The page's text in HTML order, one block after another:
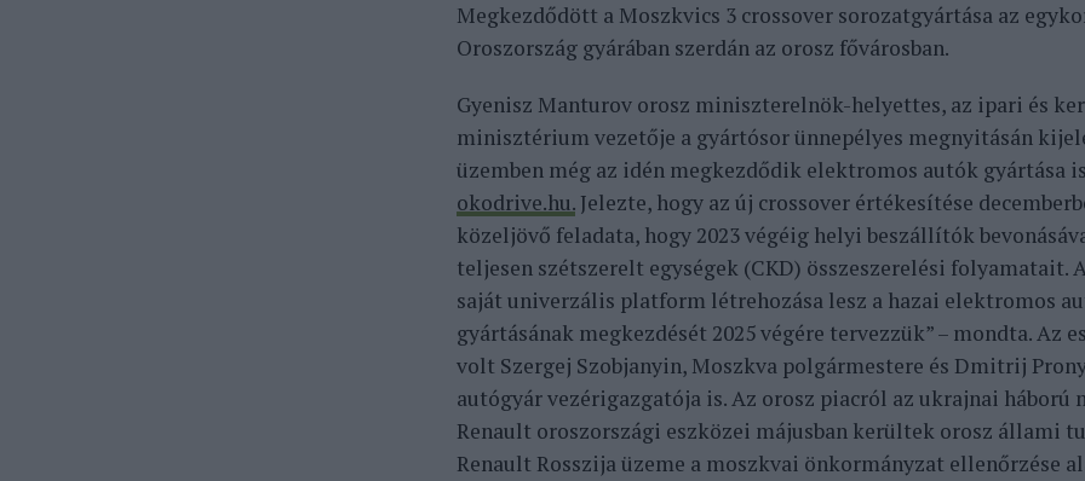
Megkezdődött a Moszkvics 3 crossover sorozatgyártása az
Oroszország gyárában szerdán az orosz fővárosban.
Gyenisz Manturov orosz miniszterelnök-helyettes, az ipari és
minisztérium vezetője a gyártósor ünnepélyes megnyitásán
üzemben még az idén megkezdődik elektromos autók gyártása
okodrive.hu. Jelezte, hogy az új crossover értékesítése
közeljövő feladata, hogy 2023 végéig helyi beszállítók
teljesen szétszerelt egységek (CKD) összeszerelési folyamatait.
saját univerzális platform létrehozása lesz a hazai elektromos
gyártásának megkezdését 2025 végére tervezzük” – mondta. Az
volt Szergej Szobjanyin, Moszkva polgármestere és Dmitrij
autógyár vezérigazgatója is. Az orosz piacról az ukrajnai háború
Renault oroszországi eszközei májusban kerültek orosz állami
Renault Rosszija üzeme a moszkvai önkormányzat ellenőrzése